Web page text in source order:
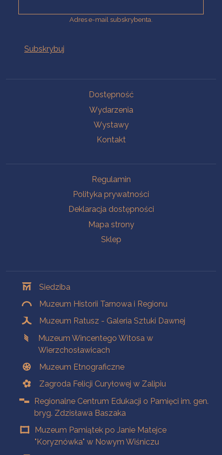
Adres e-mail subskrybenta.
Dostępność
Wydarzenia
Wystawy
Kontakt
Regulamin
Polityka prywatności
Deklaracja dostępności
Mapa strony
Sklep
Siedziba
Muzeum Historii Tarnowa i Regionu
Muzeum Ratusz - Galeria Sztuki Dawnej
Muzeum Wincentego Witosa w
Wierzchosławicach
Muzeum Etnograficzne
Zagroda Felicji Curyłowej w Zalipiu
Regionalne Centrum Edukacji o Pamięci im. gen.
bryg. Zdzisława Baszaka
Muzeum Pamiątek po Janie Matejce
"Koryznówka" w Nowym Wiśniczu